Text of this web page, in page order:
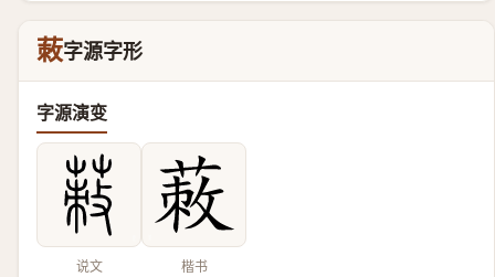
蓛字源字形
字源演变
说文 楷书